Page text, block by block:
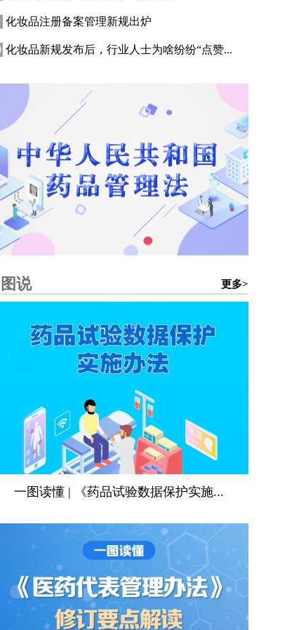
化妆品注册备案管理新规出炉
化妆品新规发布后，行业人士为啥纷纷“点赞...
图说 更多>
一图读懂 | 《药品试验数据保护实施...